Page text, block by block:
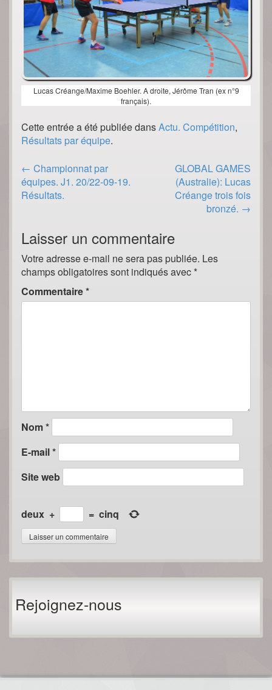
Lucas Créange/Maxime Boehler. A droite, Jérôme Tran (ex n°9
français).
Cette entrée a été publiée dansActu. Compétition,
Résultats par équipe.
Post
navigation
← Championnat par
équipes. J1. 20/22-09-19.
Résultats.
GLOBAL GAMES
(Australie): Lucas
Créange trois fois
bronzé. →
Laisser un commentaire
Votre adresse e-mail ne sera pas publiée. Les
champs obligatoires sont indiqués avec *
Commentaire*
Nom*
E-mail*
Site web
deux + = cinq
Rejoignez-nous